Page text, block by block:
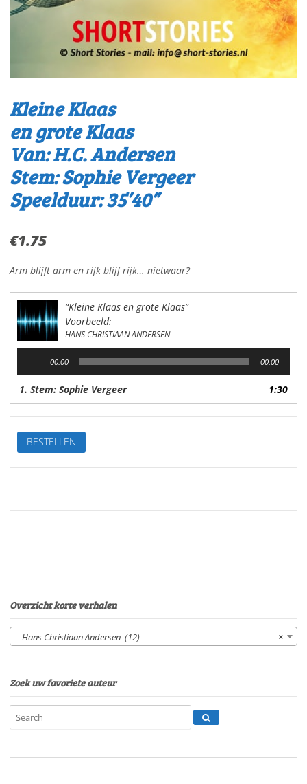
Kleine Klaas
en grote Klaas
Van: H.C. Andersen
Stem: Sophie Vergeer
Speelduur: 35’40”
€1.75
Arm blijft arm en rijk blijf rijk… nietwaar?
“Kleine Klaas en grote Klaas”
Voorbeeld:
HANS CHRISTIAAN ANDERSEN
00:00 00:00
1. Stem: Sophie Vergeer 1:30
Kleine
Klaasen
grote
AndersenStem:
BESTELLEN
Overzicht korte verhalen
×
Hans Christiaan Andersen (12)
Zoek uw favoriete auteur